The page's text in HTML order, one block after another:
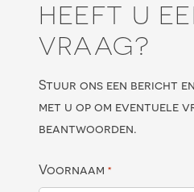
HEEFT U
VRAAG?
Stuur ons een bericht
met u op om eventuele
beantwoorden.
Voornaam *